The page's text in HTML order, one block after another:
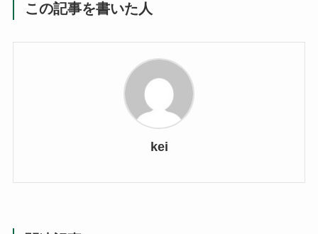
この記事を書いた人
kei